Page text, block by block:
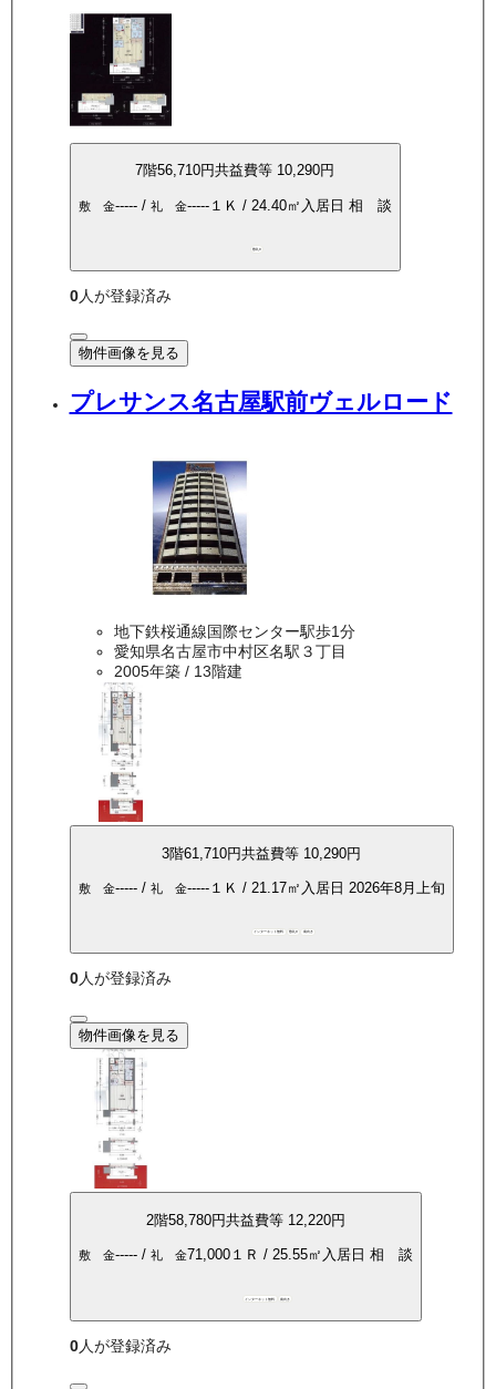
7階56,710円共益費等 10,290円
敷 金-----/ 礼 金-----１Ｋ / 24.40㎡ 入居日 相 談
敷礼0
0人が登録済み
物件画像を見る
プレサンス名古屋駅前ヴェルロード
地下鉄桜通線国際センター駅歩1分
愛知県名古屋市中村区名駅３丁目
2005年築/ 13階建
3階61,710円共益費等 10,290円
敷 金-----/ 礼 金-----１Ｋ / 21.17㎡ 入居日 2026年8月上旬
インターネット無料 敷礼0 南向き
0人が登録済み
物件画像を見る
2階58,780円共益費等 12,220円
敷 金-----/ 礼 金71,000１Ｒ / 25.55㎡ 入居日 相 談
インターネット無料 南向き
0人が登録済み